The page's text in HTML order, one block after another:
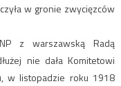
w gronie zwycięzców
z warszawską Radą
nie dała Komitetowi
w listopadzie roku 1918